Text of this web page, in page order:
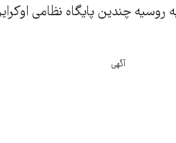
روسيه چندين پايگاه نظامی
آگهی